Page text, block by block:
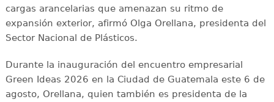
cargas arancelarias que amenazan su ritmo de
expansión exterior, afirmó Olga Orellana, presidenta del
Sector Nacional de Plásticos.
Durante la inauguración del encuentro empresarial
Green Ideas 2026 en la Ciudad de Guatemala este 6 de
agosto, Orellana, quien también es presidenta de la